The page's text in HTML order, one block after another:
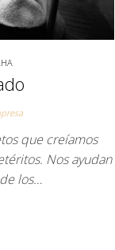
que creíamos
Nos ayudan
los…